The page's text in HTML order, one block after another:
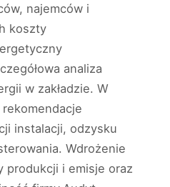
najemców i
koszty
analiza
w zakładzie. W
instalacji, odzysku
Wdrożenie
produkcji i emisje oraz